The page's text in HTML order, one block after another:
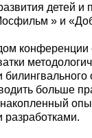
детей и
» и
конференции
билингвального
больше
разработками.